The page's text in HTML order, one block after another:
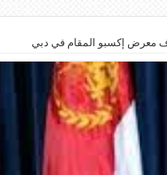
معرض إكسبو المقام في دبي